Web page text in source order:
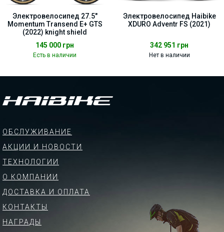
Электровелосипед 27.5"
Momentum Transend E+ GTS
(2022) knight shield
145 000 грн
Есть в наличии
Электровелосипед Haibike
XDURO Adventr FS (2021)
342 951 грн
Нет в наличии
ОБСЛУЖИВАНИЕ
АКЦИИ И НОВОСТИ
ТЕХНОЛОГИИ
О КОМПАНИИ
ДОСТАВКА И ОПЛАТА
КОНТАКТЫ
НАГРАДЫ